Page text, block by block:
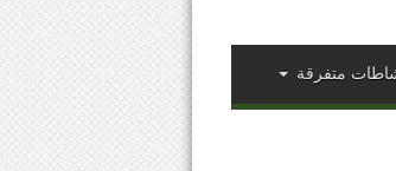
متفرقة